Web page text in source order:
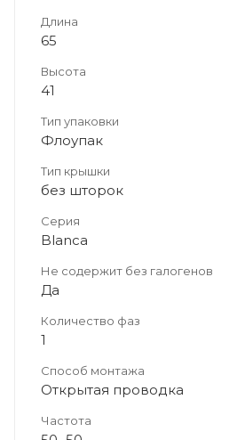
Длина
65
Высота
41
Тип упаковки
Флоупак
Тип крышки
без шторок
Серия
Blanca
Не содержит без галогенов
Да
Количество фаз
1
Способ монтажа
Открытая проводка
Частота